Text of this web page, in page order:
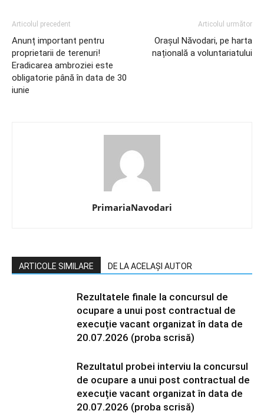
Articolul precedent
Anunț important pentru
proprietarii de terenuri!
Eradicarea ambroziei este
obligatorie până în data de 30
iunie
Articolul următor
Orașul Năvodari, pe harta
națională a voluntariatului
PrimariaNavodari
ARTICOLE SIMILARE DE LA ACELAȘI AUTOR
Rezultatele finale la concursul de
ocupare a unui post contractual de
execuție vacant organizat în data de
20.07.2026 (proba scrisă)
Rezultatul probei interviu la concursul
de ocupare a unui post contractual de
execuție vacant organizat în data de
20.07.2026 (proba scrisă)